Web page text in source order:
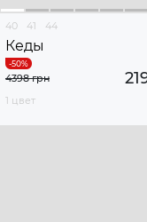
40 41 44
Кеды
4398 грн
1 цвет